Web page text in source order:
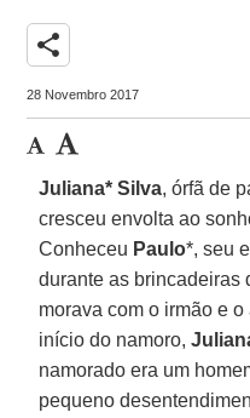
share
28 Novembro 2017
Juliana* Silva, órfã de
cresceu envolta ao
Conheceu Paulo*, seu
durante as brincadeiras
morava com o irmão e
início do namoro,
namorado era um
pequeno